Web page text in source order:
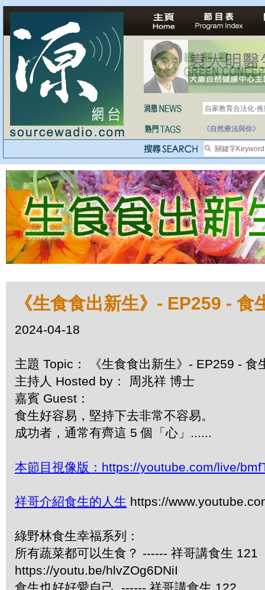
自家教育合法化-
醫療有選擇，人人
《自然療法與你》
《生食食出新生》- EP259 -
2024-04-18
主題 Topic： 《生食食出新生》- EP259 - 食
主持人 Hosted by： 周兆祥 博士
嘉賓 Guest：
食生好容易，堅持下去非常不容易。
成功者，通常有齊這 5 個「心」......
本節目視像版：https://youtube.com/live/
祥哥介紹食生的人生 https://
綠野林食生幸福系列：
所有蔬菜都可以生食？ ------ 祥哥講食生 121
https://youtu.be/hlvZOg6DNiI